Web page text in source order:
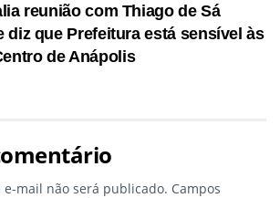
reunião com Thiago de Sá
diz que Prefeitura está sensível às
de Anápolis
e-mail não será publicado. Campos